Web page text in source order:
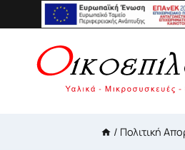
to
content
/ Πολιτική